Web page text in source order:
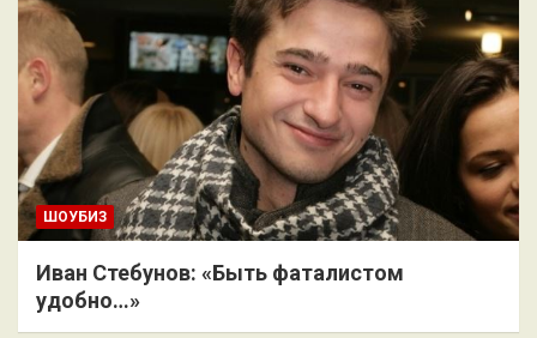
ШОУБИЗ
Иван Стебунов: «Быть фаталистом
удобно…»